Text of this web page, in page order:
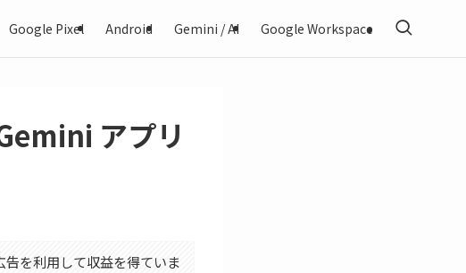
Google Pixel Android Gemini / AI Google Workspace
アプリ
を利用して収益を得ていま